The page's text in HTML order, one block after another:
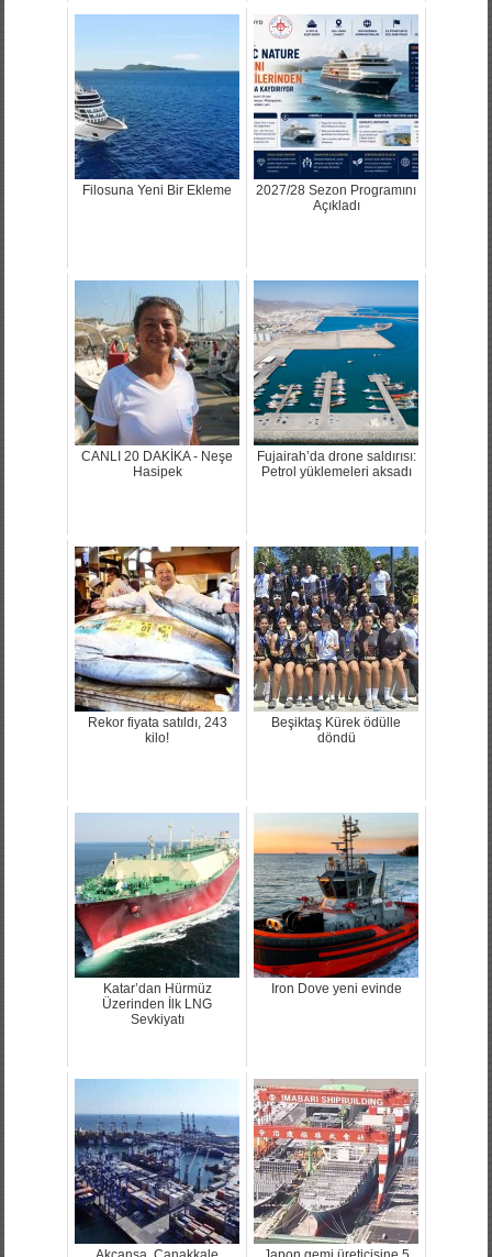
Filosuna Yeni Bir Ekleme
2027/28 Sezon Programını
Açıkladı
CANLI 20 DAKİKA - Neşe
Hasipek
Fujairah’da drone saldırısı:
Petrol yüklemeleri aksadı
Rekor fiyata satıldı, 243
kilo!
Beşiktaş Kürek ödülle
döndü
Katar’dan Hürmüz
Üzerinden İlk LNG
Sevkiyatı
Iron Dove yeni evinde